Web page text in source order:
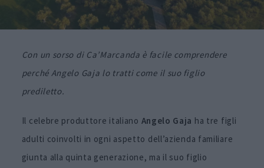
Con un sorso di Ca’Marcanda è facile comprendere
perché Angelo Gaja lo tratti come il suo figlio
prediletto.
Il celebre produttore italiano Angelo Gaja ha tre figli
adulti coinvolti in ogni aspetto dell’azienda familiare
giunta alla quinta generazione, ma il suo figlio